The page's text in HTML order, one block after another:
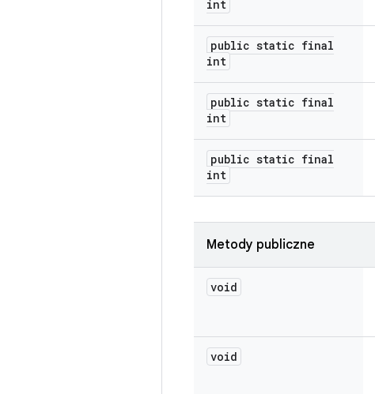
int
public static final
int
public static final
int
public static final
int
Metody publiczne
void
void